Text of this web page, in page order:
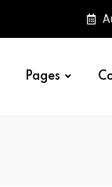
Pages